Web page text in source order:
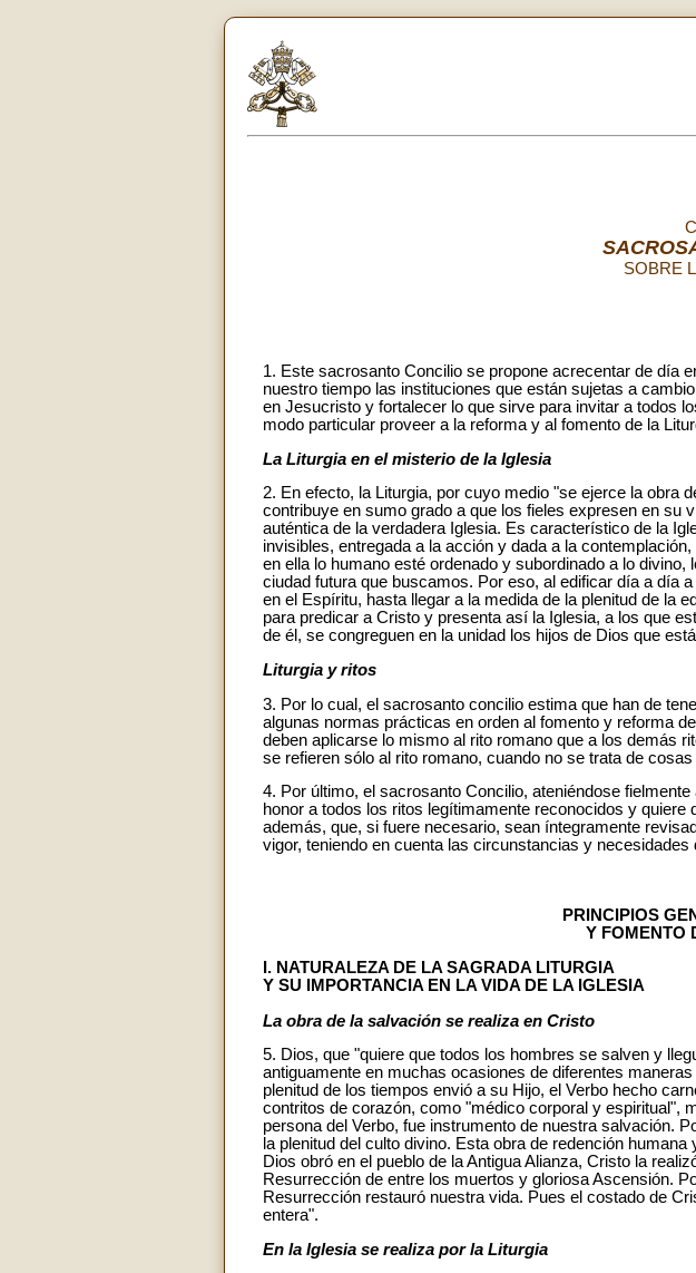
SOBRE
1. Este sacrosanto Concilio se propone acrecentar de día
nuestro tiempo las instituciones que están sujetas a
en Jesucristo y fortalecer lo que sirve para invitar a todos
modo particular proveer a la reforma y al fomento de la
La Liturgia en el misterio de la Iglesia
2. En efecto, la Liturgia, por cuyo medio "se ejerce la obra
contribuye en sumo grado a que los fieles expresen en su
auténtica de la verdadera Iglesia. Es característico de la
invisibles, entregada a la acción y dada a la
en ella lo humano esté ordenado y subordinado a lo
ciudad futura que buscamos. Por eso, al edificar día a día
en el Espíritu, hasta llegar a la medida de la plenitud de la
para predicar a Cristo y presenta así la Iglesia, a los que
de él, se congreguen en la unidad los hijos de Dios que
Liturgia y ritos
3. Por lo cual, el sacrosanto concilio estima que han de
algunas normas prácticas en orden al fomento y reforma
deben aplicarse lo mismo al rito romano que a los demás
se refieren sólo al rito romano, cuando no se trata de
4. Por último, el sacrosanto Concilio, ateniéndose
honor a todos los ritos legítimamente reconocidos y
además, que, si fuere necesario, sean íntegramente
vigor, teniendo en cuenta las circunstancias y necesidades
PRINCIPIOS
Y FOMENTO
I. NATURALEZA DE LA SAGRADA LITURGIA
Y SU IMPORTANCIA EN LA VIDA DE LA IGLESIA
La obra de la salvación se realiza en Cristo
5. Dios, que "quiere que todos los hombres se salven y
antiguamente en muchas ocasiones de diferentes
plenitud de los tiempos envió a su Hijo, el Verbo hecho
contritos de corazón, como "médico corporal y espiritual",
persona del Verbo, fue instrumento de nuestra salvación.
la plenitud del culto divino. Esta obra de redención
Dios obró en el pueblo de la Antigua Alianza, Cristo la
Resurrección de entre los muertos y gloriosa Ascensión.
Resurrección restauró nuestra vida. Pues el costado de
entera".
En la Iglesia se realiza por la Liturgia